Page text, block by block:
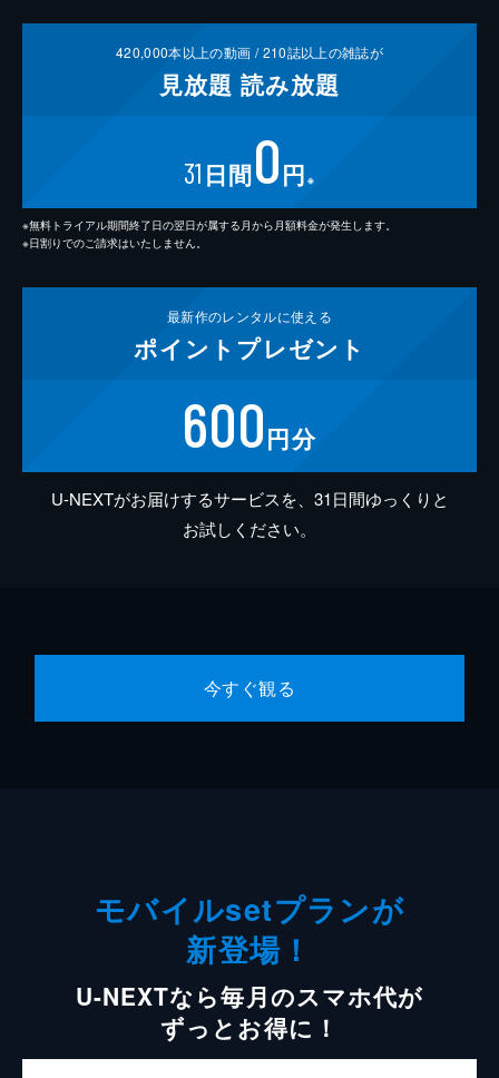
420,000本以上の動画 /210誌以上の雑誌が
見放題 読み放題
31 日間0円 ※
※無料トライアル期間終了日の翌日が属する月から月額料金が発生します。
※日割りでのご請求はいたしません。
最新作のレンタルに使える
ポイント プレゼント
600円分
U-NEXTがお届けするサービスを、31日間ゆっくりと
お試しください。
今すぐ観る
モバイルsetプランが
新登場！
U-NEXTなら毎月のスマホ代が
ずっとお得に！